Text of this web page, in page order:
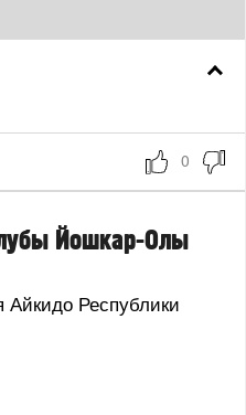
Йошкар-Олы
Айкидо Республики